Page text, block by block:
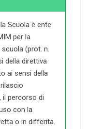
Scuola è ente
per la
(prot. n.
della direttiva
ai sensi della
il percorso di
con la
o in differita.